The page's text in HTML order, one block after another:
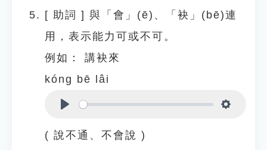
[ 助詞 ] 與「會」(ē)、「袂」(bē)連
用，表示能力可或不可。
例如：
講袂來
kóng bē lâi
( 說不通、不會說 )